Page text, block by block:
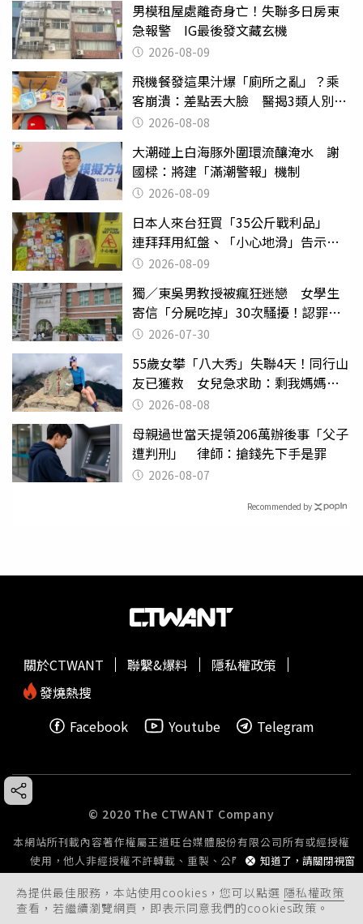
男模租屋處離奇身亡！失聯多日房東
急報警 IG最後發文藏玄機
2026-08-09
飛機餐發這果汁爆「廁所之亂」？乘
客崩潰：差點丟大臉 醫揭3類人別亂
喝 2026-08-08
大潮碰上白海豚外圍環流釀淹水 謝
國樑：將建「滿潮警報」機制
2026-08-09
日本人來台狂買「35公斤戰利品」
連拜拜用紅盤、「小心地滑」告示牌
也帶回家
2026-08-09
獨／東吳男教授被瘋狂迷戀 女學生
寄信「分屍吃掉」30次騷擾！認罪免
關 2026-07-30
55歲女攀「八大秀」失聯4天！同行山
友已獲救 女兒急求助：剩我媽媽還
沒找到
2026-08-08
母親過世當天提領206萬辦後事「父子
遭判刑」 律師：搶錢先下手是罪
2026-08-07
Recommended by
為提供最佳服務，本站使用cookies，您可以點選 隱私權政策
查看，若繼續瀏覽網頁，即表示同意我們的cookies政策。
知道了，請關閉視窗
關於CTWANT 聯繫&爆料
隱私權政策
發燒熱搜
Facebook
Youtube Telegram
© 2020 The CTWANT Company
本網站所刊載內容著作權屬王道旺台媒體股份有限公司所有或經授權
使用，他人非經授權不許轉載、重製、公開播送或公開傳輸。